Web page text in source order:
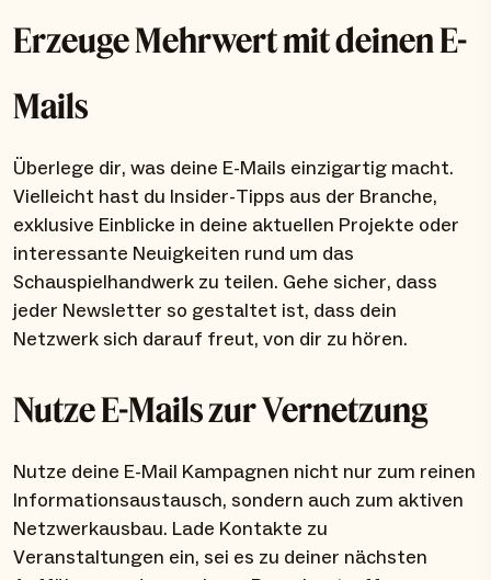
Erzeuge Mehrwert mit deinen E-
Mails
Überlege dir, was deine E-Mails einzigartig macht.
Vielleicht hast du Insider-Tipps aus der Branche,
exklusive Einblicke in deine aktuellen Projekte oder
interessante Neuigkeiten rund um das
Schauspielhandwerk zu teilen. Gehe sicher, dass
jeder Newsletter so gestaltet ist, dass dein
Netzwerk sich darauf freut, von dir zu hören.
Nutze E-Mails zur Vernetzung
Nutze deine E-Mail Kampagnen nicht nur zum reinen
Informationsaustausch, sondern auch zum aktiven
Netzwerkausbau. Lade Kontakte zu
Veranstaltungen ein, sei es zu deiner nächsten